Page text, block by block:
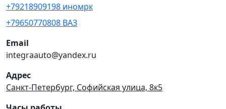
+79218909198 иномрк
+79650770808 ВАЗ
Email
integraauto@yandex.ru
Адрес
Санкт-Петербург, Софийская улица, 8к5